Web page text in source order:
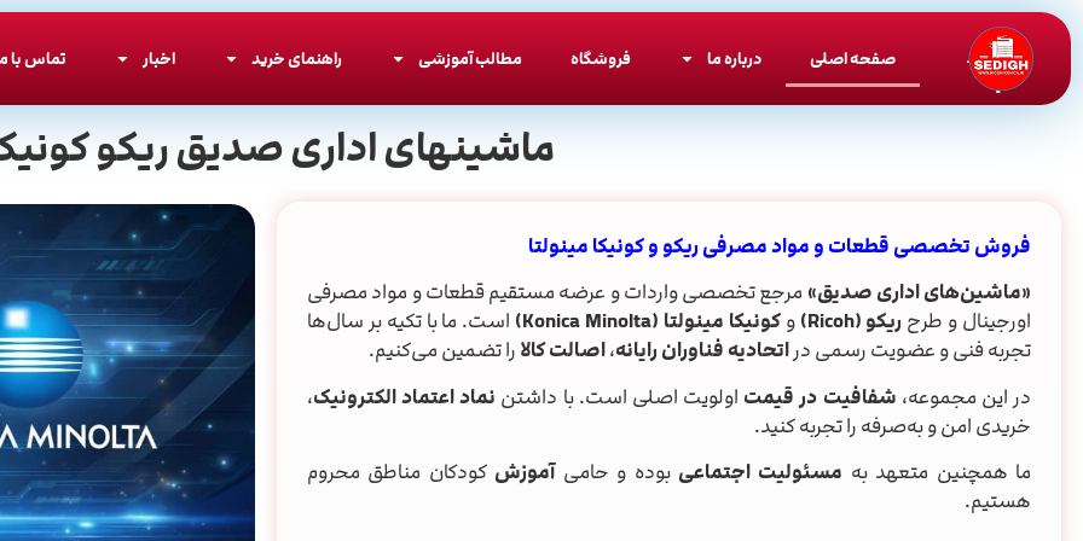
صفحه اصلی درباره ما فروشگاه مطالب آموزشی راهنمای خرید اخبار تماس با
ماشینهای اداری صدیق ریکو
فروش تخصصی قطعات و مواد مصرفی ریکو و کونیکا مینولتا
«ماشین‌های اداری صدیق» مرجع تخصصی واردات و عرضه مستقیم قطعات و مواد مصرفی
اورجینال و طرح ریکو (Ricoh) وکونیکا مینولتا (Konica Minolta)
است. ما با تکیه بر سال‌ها
تجربه فنی و عضویت رسمی در اتحادیه فناوران رایانه،اصالت کالا را تضمین می‌کنیم.
در این مجموعه، شفافیت در قیمت اولویت اصلی است. با داشتن نماد اعتماد الکترونیک،
خریدی امن و به‌صرفه را تجربه کنید.
ما همچنین متعهد به مسئولیت اجتماعی بوده و حامیآموزش کودکان مناطق محروم
هستیم.